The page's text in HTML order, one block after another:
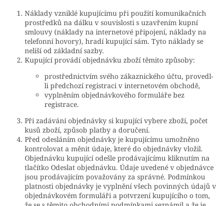
Náklady vzniklé kupujícímu při použití komunikačních
prostředků na dálku v souvislosti s uzavřením kupní
smlouvy (náklady na internetové připojení, náklady na
telefonní hovory), hradí kupující sám. Tyto náklady se
neliší od základní sazby.
Kupující provádí objednávku zboží těmito způsoby:
prostřednictvím svého zákaznického účtu, provedl-
li předchozí registraci v internetovém obchodě,
vyplněním objednávkového formuláře bez
registrace.
Při zadávání objednávky si kupující vybere zboží, počet
kusů zboží, způsob platby a doručení.
Před odesláním objednávky je kupujícímu umožněno
kontrolovat a měnit údaje, které do objednávky vložil.
Objednávku kupující odešle prodávajícímu kliknutím na
tlačítko Odeslat objednávku. Údaje uvedené v objednávce
jsou prodávajícím považovány za správné. Podmínkou
platnosti objednávky je vyplnění všech povinných údajů v
objednávkovém formuláři a potvrzení kupujícího o tom,